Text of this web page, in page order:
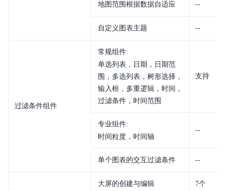
地图范围根据数据自适应 --
自定义图表主题 --
过滤条件组件
常规组件:
单选列表，日期，日期范
围，多选列表，树形选择，
输入框，多重逻辑，时间，
过滤条件，时间范围
支持
专业组件:
时间粒度，时间轴
--
单个图表的交互过滤条件 --
大屏的创建与编辑 7个